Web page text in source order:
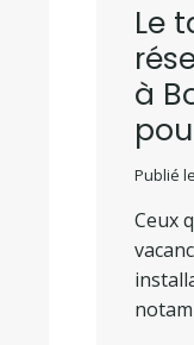
Le
à
Publié le
Ceux